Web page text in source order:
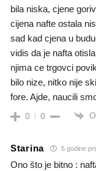
bila niska, cjene
cijena nafte ostala
sad kad cjena u
vidis da je nafta
njima ce trgovci
bilo nize, nitko nije
fore. Ajde, naucili
0 0
Starina 5 godine
Ono što je bitno :